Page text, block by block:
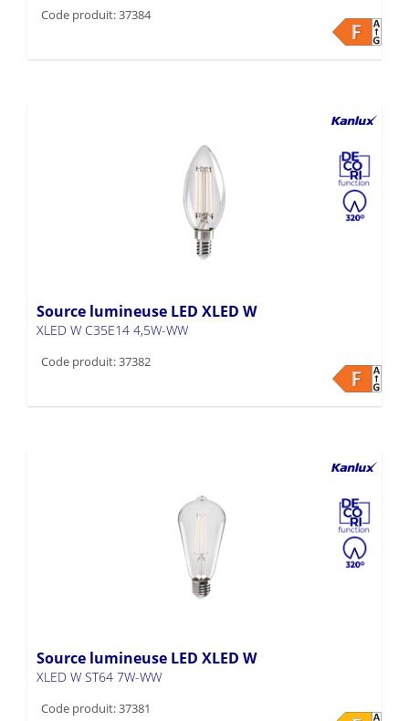
Code produit: 37384
Source lumineuse LED XLED W
XLED W C35E14 4,5W-WW
Code produit: 37382
Source lumineuse LED XLED W
XLED W ST64 7W-WW
Code produit: 37381